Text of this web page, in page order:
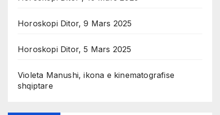
Horoskopi Ditor, 9 Mars 2025
Horoskopi Ditor, 5 Mars 2025
Violeta Manushi, ikona e kinematografise
shqiptare